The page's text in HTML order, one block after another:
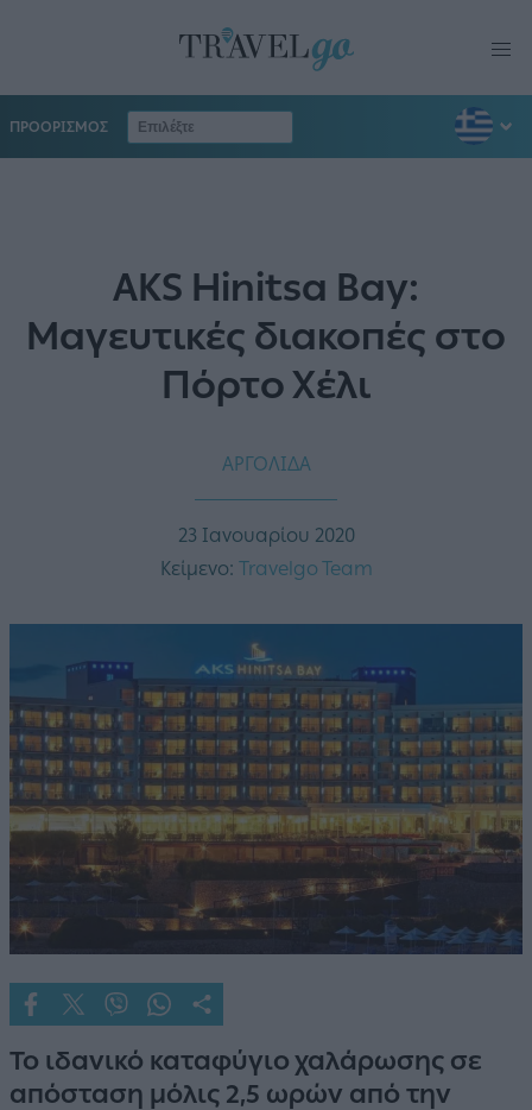
ΠΡΟΟΡΙΣΜΟΣ
AKS Hinitsa Bay:
Μαγευτικές διακοπές στο
Πόρτο Χέλι
ΑΡΓΟΛΙΔΑ
23 Ιανουαρίου 2020
Κείμενο: Travelgo Team
Το ιδανικό καταφύγιο χαλάρωσης σε
απόσταση μόλις 2,5 ωρών από την